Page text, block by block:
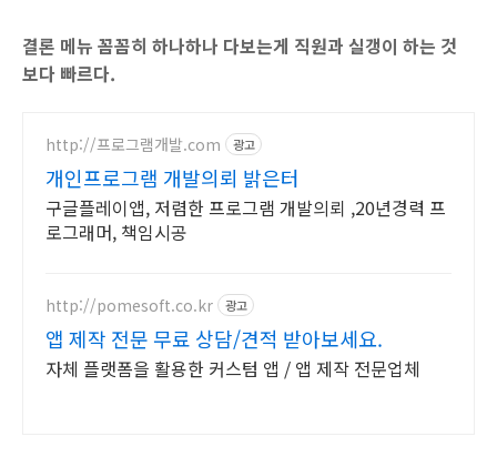
결론 메뉴 꼼꼼히 하나하나 다보는게 직원과 실갱이 하는 것
보다 빠르다.
http://프로그램개발.com 광고
개인프로그램 개발의뢰 밝은터
구글플레이앱, 저렴한 프로그램 개발의뢰 ,20년경력 프
로그래머, 책임시공
http://pomesoft.co.kr 광고
앱 제작 전문 무료 상담/견적 받아보세요.
자체 플랫폼을 활용한 커스텀 앱 / 앱 제작 전문업체